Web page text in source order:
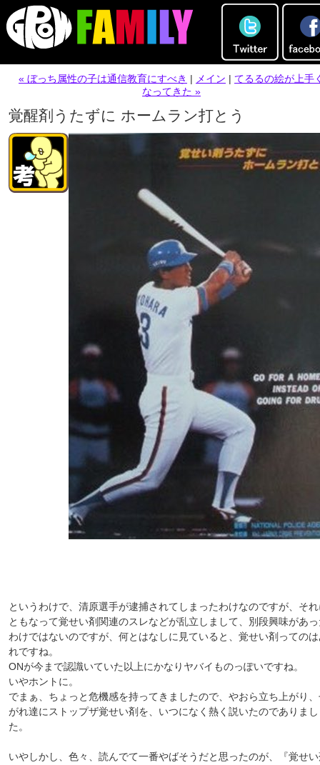
« ぼっち属性の子は通信教育にすべき | メイン | てるるの絵が上手
なってきた »
覚醒剤うたずに ホームラン打とう
というわけで、清原選手が逮捕されてしまったわけなのですが、そ
ともなって覚せい剤関連のスレなどが乱立しまして、別段興味があ
わけではないのですが、何とはなしに見ていると、覚せい剤っての
れですね。
ONが今まで認識いていた以上にかなりヤバイものっぽいですね。
いやホントに。
でまぁ、ちょっと危機感を持ってきましたので、やおら立ち上がり
がれ達にストップザ覚せい剤を、いつになく熱く説いたのでありまし
た。
いやしかし、色々、読んでて一番やばそうだと思ったのが、『覚せ